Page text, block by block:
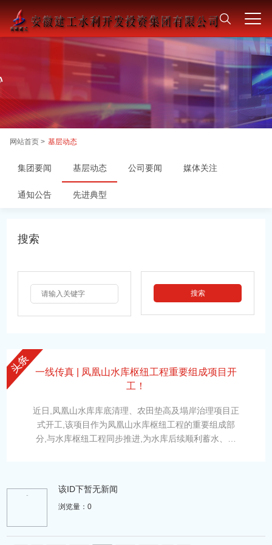
网站首页 > 基层动态
集团要闻 基层动态 公司要闻 媒体关注
通知公告 先进典型
搜索
一线传真 | 凤凰山水库枢纽工程重要组成项目开
工！
近日,凤凰山水库库底清理、农田垫高及塌岸治理项目正
式开工,该项目作为凤凰山水库枢纽工程的重要组成部
分,与水库枢纽工程同步推进,为水库后续顺利蓄水、安
施工条件的约1500亩浅水区农田开展垫高整治作业,将
有效解决库区浅水区农田受淹、土地利用低效等问题,优
-
该ID下暂无新闻
浏览量：0